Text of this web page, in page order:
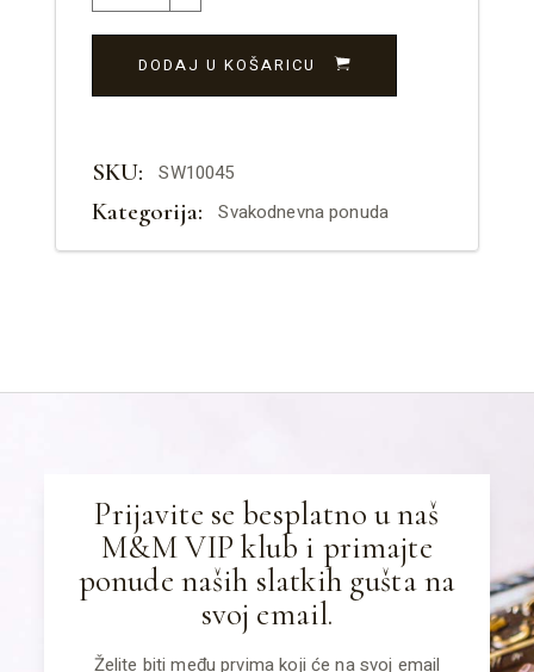
DODAJ U KOŠARICU
SKU: SW10045
Kategorija: Svakodnevna ponuda
Prijavite se besplatno u naš
M&M VIP klub i primajte
ponude naših slatkih gušta na
svoj email.
Želite biti među prvima koji će na svoj email